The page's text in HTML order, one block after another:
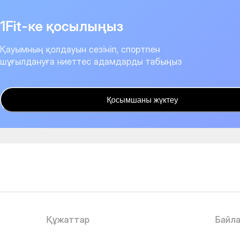
1Fit-ке қосылыңыз
Қауымның қолдауын сезініп, спортпен
шұғылдануға ниеттес адамдарды табыңыз
Қосымшаны жүктеу
Құжаттар